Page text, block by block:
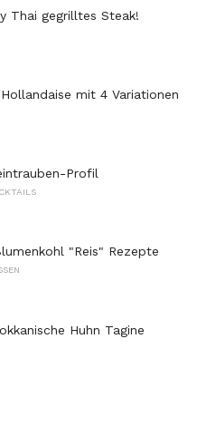
Thai gegrilltes Steak!
mit 4 Variationen
Profil
"Reis" Rezepte
Huhn Tagine